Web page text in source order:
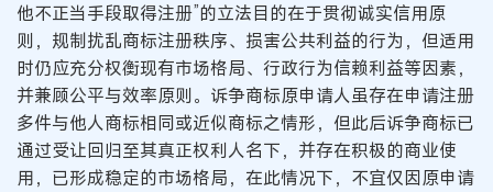
他不正当手段取得注册”的立法目的在于贯彻诚实信用原
则，规制扰乱商标注册秩序、损害公共利益的行为，但适用
时仍应充分权衡现有市场格局、行政行为信赖利益等因素，
并兼顾公平与效率原则。诉争商标原申请人虽存在申请注册
多件与他人商标相同或近似商标之情形，但此后诉争商标已
通过受让回归至其真正权利人名下，并存在积极的商业使
用，已形成稳定的市场格局，在此情况下，不宜仅因原申请